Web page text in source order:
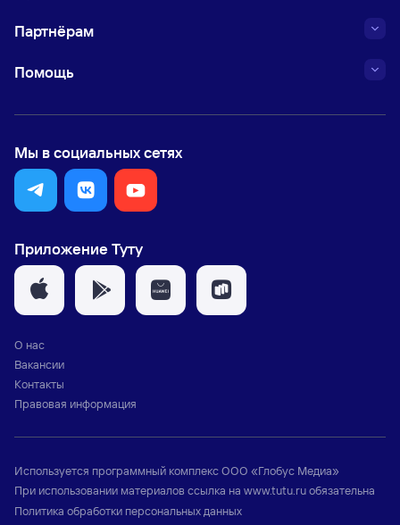
Партнёрам
Помощь
Мы в социальных сетях
Приложение Туту
О нас
Вакансии
Контакты
Правовая информация
Используется программный комплексООО «Глобус Медиа»
При использовании материалов ссылка на www.tutu.ruобязательна
Политика обработки персональных данных